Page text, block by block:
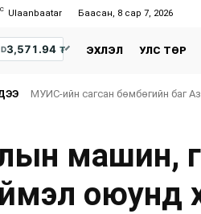
C Ulaanbaatar Баасан, 8 сар 7, 2026
3,571.94 ₮ ЭХЛЭЛ УЛС ТӨР
МУИС-ийн сагсан бөмбөгийн баг
машин,
оюунд